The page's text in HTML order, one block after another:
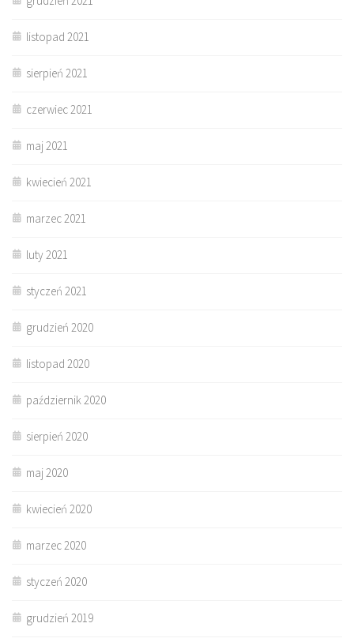
listopad 2021
sierpień 2021
czerwiec 2021
maj 2021
kwiecień 2021
marzec 2021
luty 2021
styczeń 2021
grudzień 2020
listopad 2020
październik 2020
sierpień 2020
maj 2020
kwiecień 2020
marzec 2020
styczeń 2020
grudzień 2019